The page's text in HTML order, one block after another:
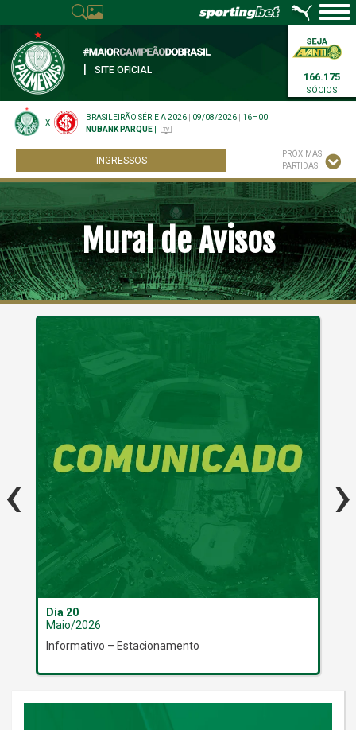
SITE OFICIAL
166.175
SÓCIOS
X
BRASILEIRÃO SÉRIE A 2026 09/08/2026
16H00
NUBANK PARQUE
INGRESSOS
PRÓXIMAS
PARTIDAS
Mural de Avisos
Dia 20
Maio/2026
Informativo – Estacionamento
‹ ›